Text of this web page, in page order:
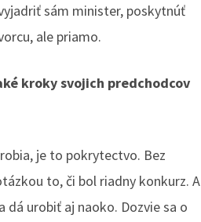
sám minister, poskytnúť
ale priamo.
kroky svojich predchodcov
je to pokrytectvo. Bez
to, či bol riadny konkurz. A
dá urobiť aj naoko. Dozvie sa o